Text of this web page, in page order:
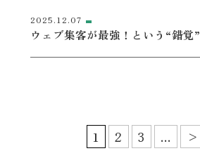
2025.12.07
ウェブ集客が最強！という“錯覚”
1 2 3 ... >